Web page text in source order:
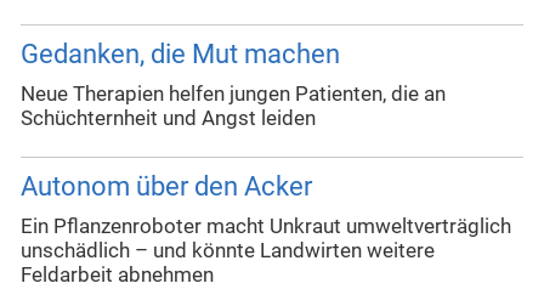
Gedanken, die Mut machen
Neue Therapien helfen jungen Patienten, die an
Schüchternheit und Angst leiden
Autonom über den Acker
Ein Pflanzenroboter macht Unkraut umweltverträglich
unschädlich – und könnte Landwirten weitere
Feldarbeit abnehmen